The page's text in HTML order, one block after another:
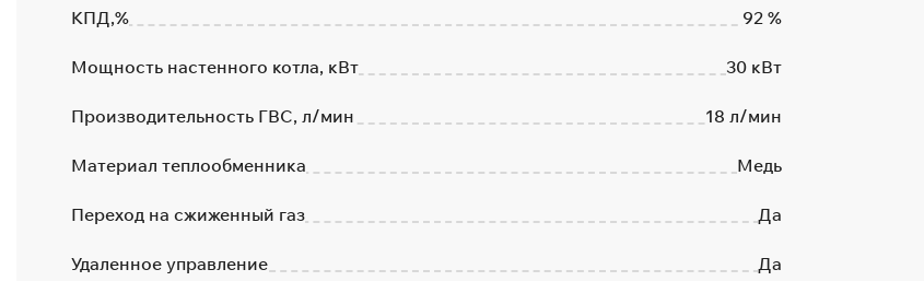
КПД,% 92 %
Мощность настенного котла, кВт 30 кВт
Производительность ГВС, л/мин 18 л/мин
Материал теплообменника Медь
Переход на сжиженный газ Да
Удаленное управление Да